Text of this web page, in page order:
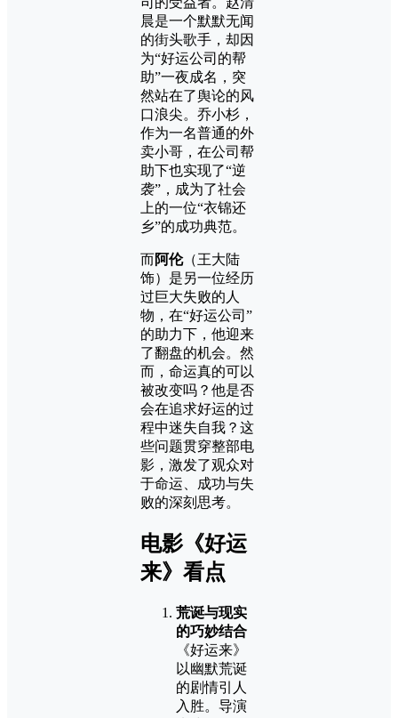
晨是一个默默无闻
的街头歌手，却因
为“好运公司的帮
助”一夜成名，突
然站在了舆论的风
口浪尖。乔小杉，
作为一名普通的外
卖小哥，在公司帮
助下也实现了“逆
袭”，成为了社会
上的一位“衣锦还
乡”的成功典范。
而阿伦（王大陆
饰）是另一位经历
过巨大失败的人
物，在“好运公司”
的助力下，他迎来
了翻盘的机会。然
而，命运真的可以
被改变吗？他是否
会在追求好运的过
程中迷失自我？这
些问题贯穿整部电
影，激发了观众对
于命运、成功与失
败的深刻思考。
电影《好运
来》看点
荒诞与现实
的巧妙结合
《好运来》
以幽默荒诞
的剧情引人
入胜。导演